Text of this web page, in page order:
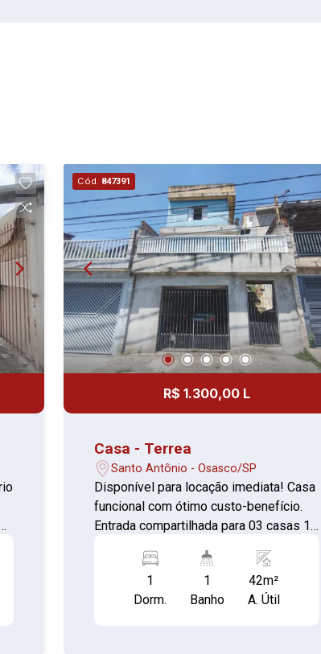
Cód. 847391
R$ 1.300,00 L
Casa - Terrea
Santo Antônio - Osasco/SP
Disponível para locação imediata! Casa
funcional com ótimo custo-benefício.
Entrada compartilhada para 03 casas 1
Cozinha (piso cerâmica) Lavanderia
separada (cimento) Banheiro (piso
cerâmica) Perto de comércios em geral,
1
Dorm.
1
Banho
42m²
A. Útil